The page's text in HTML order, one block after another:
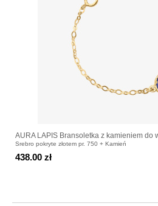
AURA LAPIS Bransoletka z kamieniem do
Srebro pokryte złotem pr. 750 + Kamień
438.00 zł